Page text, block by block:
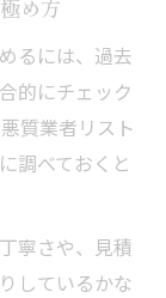
め方
るには、過去
的にチェック
質業者リスト
調べておくと
寧さや、見積
しているかな